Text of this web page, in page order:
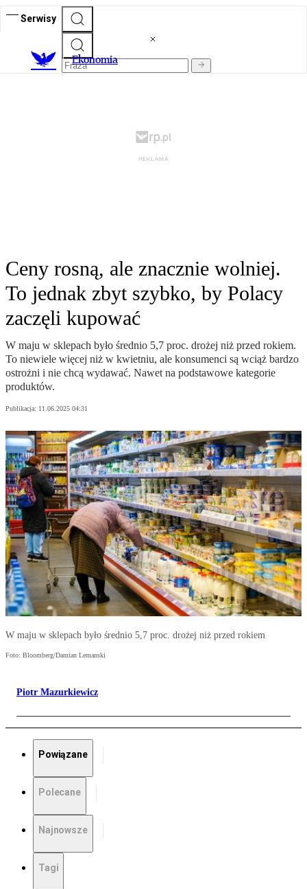
Serwisy
Ekonomia
Ceny rosną, ale znacznie wolniej.
To jednak zbyt szybko, by Polacy
zaczęli kupować
W maju w sklepach było średnio 5,7 proc. drożej niż przed rokiem.
To niewiele więcej niż w kwietniu, ale konsumenci są wciąż bardzo
ostrożni i nie chcą wydawać. Nawet na podstawowe kategorie
produktów.
Publikacja: 11.06.2025 04:31
W maju w sklepach było średnio 5,7 proc. drożej niż przed rokiem
Foto: Bloomberg/Damian Lemanski
Piotr Mazurkiewicz
Powiązane
Polecane
Najnowsze
Tagi